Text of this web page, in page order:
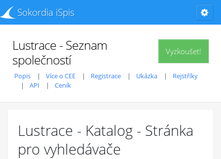
Sokordia iSpis
Vyzkoušet!
Lustrace - Seznam
společností
Popis Více o CEE Registrace Ukázka
Rejstříky
API
Ceník
Lustrace - Katalog - Stránka
pro vyhledávače